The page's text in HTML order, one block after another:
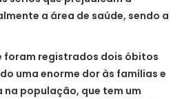
a área de saúde, sendo a
foram registrados dois óbitos
uma enorme dor às famílias e
população, que tem um